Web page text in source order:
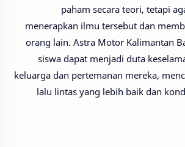
paham secara teori, tetapi
menerapkan ilmu tersebut dan
orang lain. Astra Motor Kalimantan
siswa dapat menjadi duta
keluarga dan pertemanan mereka,
lalu lintas yang lebih baik dan